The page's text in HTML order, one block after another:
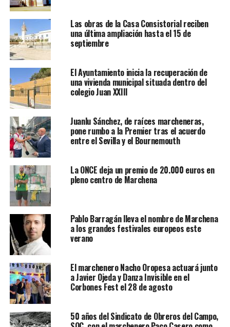
Las obras de la Casa Consistorial reciben
una última ampliación hasta el 15 de
septiembre
El Ayuntamiento inicia la recuperación de
una vivienda municipal situada dentro del
colegio Juan XXIII
Juanlu Sánchez, de raíces marcheneras,
pone rumbo a la Premier tras el acuerdo
entre el Sevilla y el Bournemouth
La ONCE deja un premio de 20.000 euros en
pleno centro de Marchena
Pablo Barragán lleva el nombre de Marchena
a los grandes festivales europeos este
verano
El marchenero Nacho Oropesa actuará junto
a Javier Ojeda y Danza Invisible en el
Corbones Fest el 28 de agosto
50 años del Sindicato de Obreros del Campo,